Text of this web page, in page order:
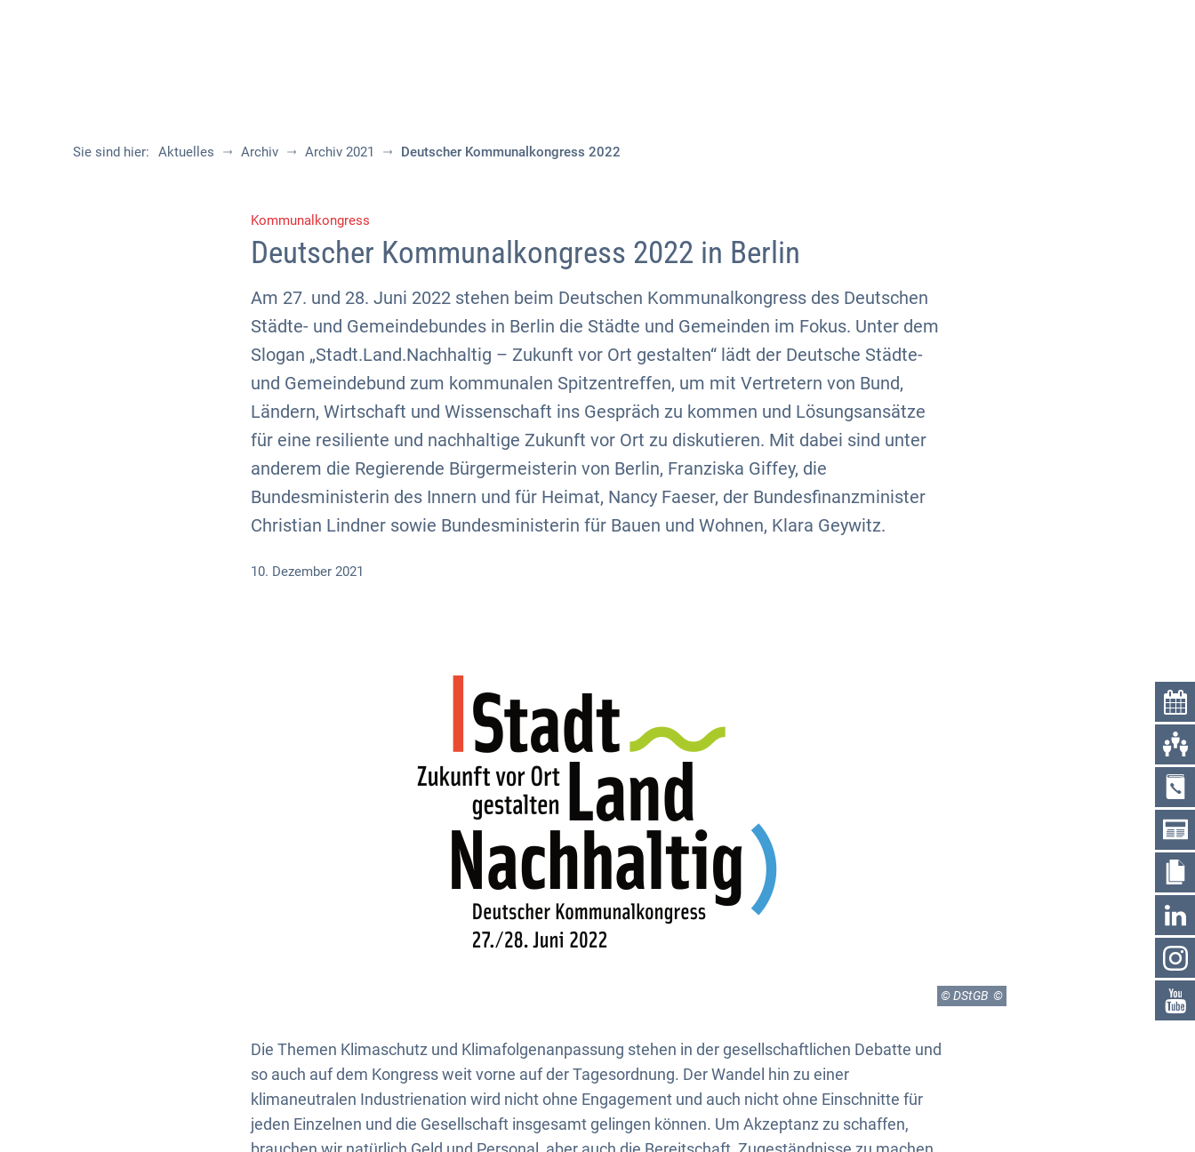
Sie sind hier: Aktuelles Archiv Archiv 2021 Deutscher Kommunalkongress 2022
Kommunalkongress
Deutscher Kommunalkongress 2022 in Berlin
Am 27. und 28. Juni 2022 stehen beim Deutschen Kommunalkongress des Deutschen
Städte- und Gemeindebundes in Berlin die Städte und Gemeinden im Fokus. Unter dem
Slogan „Stadt.Land.Nachhaltig – Zukunft vor Ort gestalten“ lädt der Deutsche Städte-
und Gemeindebund zum kommunalen Spitzentreffen, um mit Vertretern von Bund,
Ländern, Wirtschaft und Wissenschaft ins Gespräch zu kommen und Lösungsansätze
für eine resiliente und nachhaltige Zukunft vor Ort zu diskutieren. Mit dabei sind unter
anderem die Regierende Bürgermeisterin von Berlin, Franziska Giffey, die
Bundesministerin des Innern und für Heimat, Nancy Faeser, der Bundesfinanzminister
Christian Lindner sowie Bundesministerin für Bauen und Wohnen, Klara Geywitz.
10. Dezember 2021
© DStGB
Die Themen Klimaschutz und Klimafolgenanpassung stehen in der gesellschaftlichen Debatte und
so auch auf dem Kongress weit vorne auf der Tagesordnung. Der Wandel hin zu einer
klimaneutralen Industrienation wird nicht ohne Engagement und auch nicht ohne Einschnitte für
jeden Einzelnen und die Gesellschaft insgesamt gelingen können. Um Akzeptanz zu schaffen,